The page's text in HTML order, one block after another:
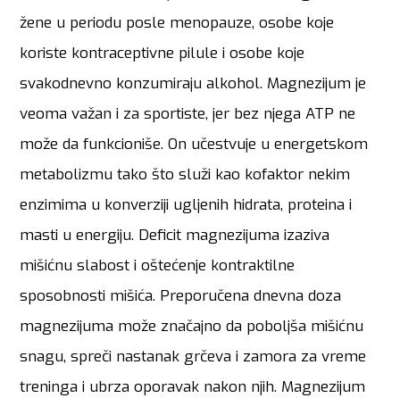
žene u periodu posle menopauze, osobe koje
koriste kontraceptivne pilule i osobe koje
svakodnevno konzumiraju alkohol. Magnezijum je
veoma važan i za sportiste, jer bez njega ATP ne
može da funkcioniše. On učestvuje u energetskom
metabolizmu tako što služi kao kofaktor nekim
enzimima u konverziji ugljenih hidrata, proteina i
masti u energiju. Deficit magnezijuma izaziva
mišićnu slabost i oštećenje kontraktilne
sposobnosti mišića. Preporučena dnevna doza
magnezijuma može značajno da poboljša mišićnu
snagu, spreči nastanak grčeva i zamora za vreme
treninga i ubrza oporavak nakon njih. Magnezijum